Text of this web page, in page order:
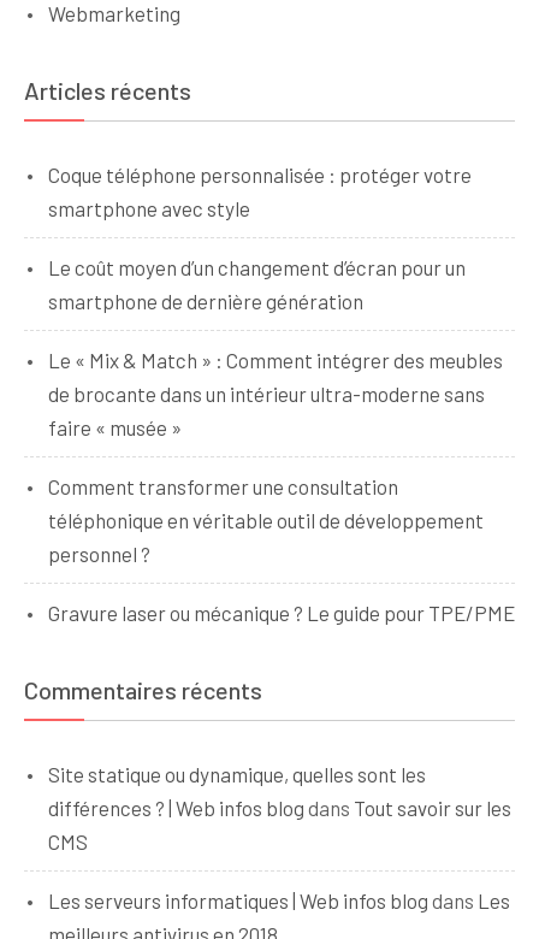
Webmarketing
Articles récents
Coque téléphone personnalisée : protéger votre
smartphone avec style
Le coût moyen d’un changement d’écran pour un
smartphone de dernière génération
Le « Mix & Match » : Comment intégrer des meubles
de brocante dans un intérieur ultra-moderne sans
faire « musée »
Comment transformer une consultation
téléphonique en véritable outil de développement
personnel ?
Gravure laser ou mécanique ? Le guide pour TPE/PME
Commentaires récents
Site statique ou dynamique, quelles sont les
différences ? | Web infos blog dans Tout savoir sur les
CMS
Les serveurs informatiques | Web infos blog dans Les